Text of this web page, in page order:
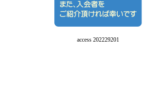
access 202229201